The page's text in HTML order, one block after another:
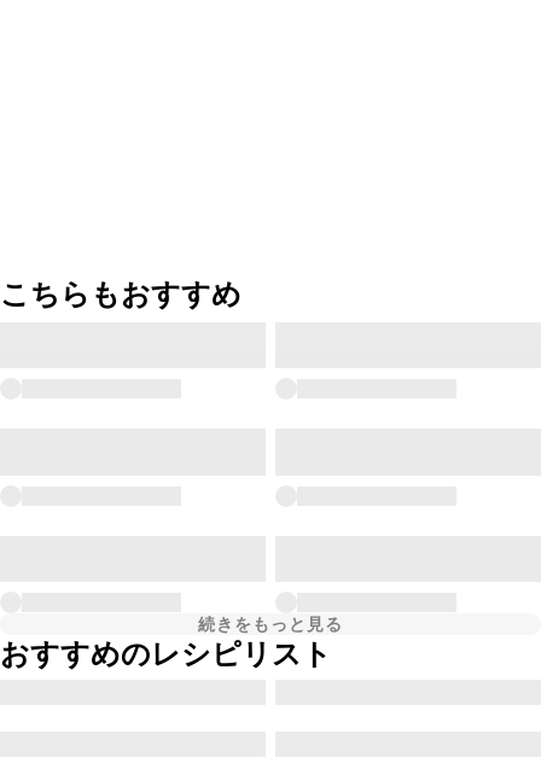
こちらもおすすめ
続きをもっと見る
おすすめのレシピリスト